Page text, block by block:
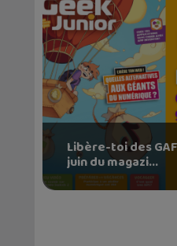
Libère-toi des
juin du magazi...